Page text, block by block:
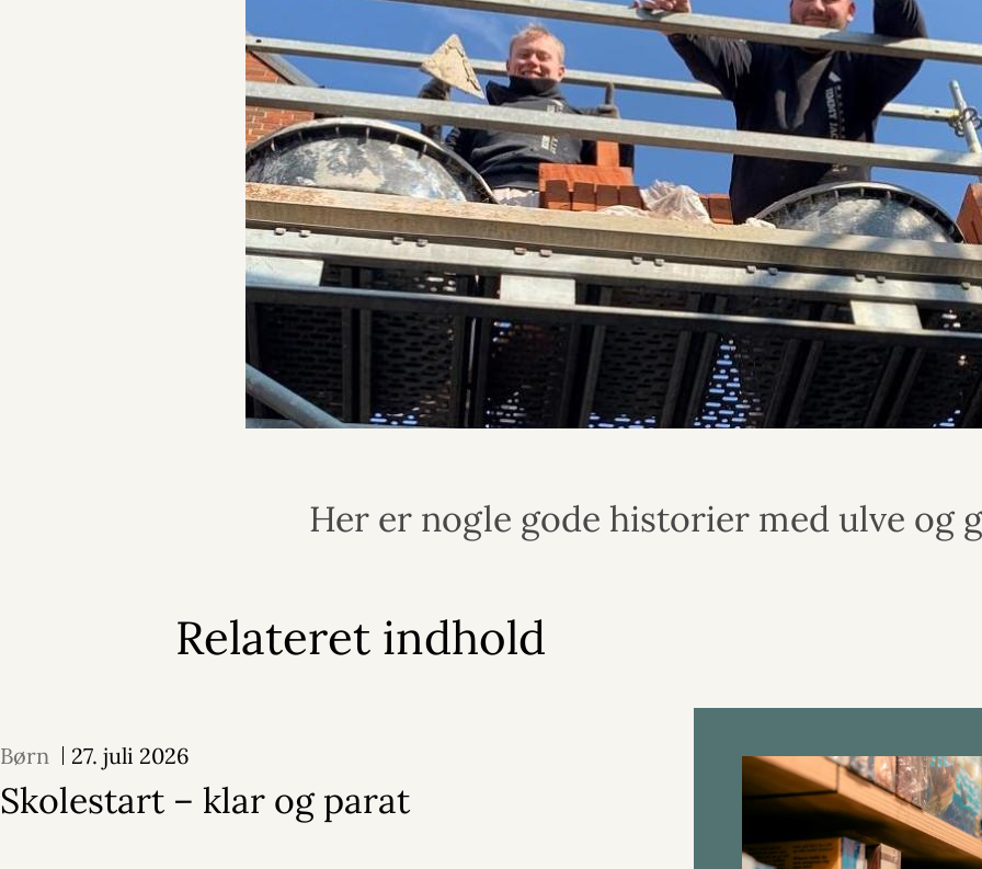
Her er nogle gode historier med ulve og
Relateret indhold
Børn 27. juli 2026
Skolestart – klar og parat